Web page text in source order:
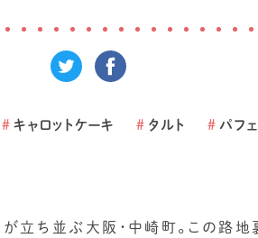
# キャロットケーキ # タルト # パフェ
立ち並ぶ大阪・中崎町。この路